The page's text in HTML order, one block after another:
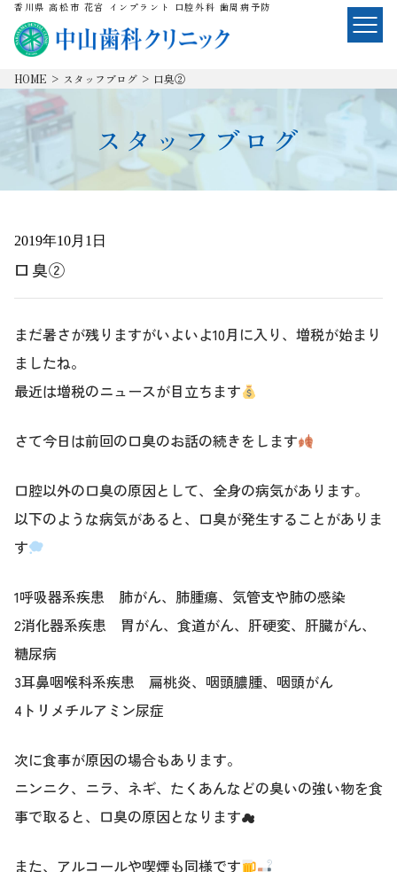
香川県 高松市 花宮 インプラント 口腔外科 歯周病予防
HOME > スタッフブログ > 口臭②
スタッフブログ
2019年10月1日
口臭②
まだ暑さが残りますがいよいよ10月に入り、増税が始まり
ましたね。
最近は増税のニュースが目立ちます
さて今日は前回の口臭のお話の続きをします
口腔以外の口臭の原因として、全身の病気があります。
以下のような病気があると、口臭が発生することがありま
す
1呼吸器系疾患 肺がん、肺腫瘍、気管支や肺の感染
2消化器系疾患 胃がん、食道がん、肝硬変、肝臓がん、
糖尿病
3耳鼻咽喉科系疾患 扁桃炎、咽頭膿腫、咽頭がん
4トリメチルアミン尿症
次に食事が原因の場合もあります。
ニンニク、ニラ、ネギ、たくあんなどの臭いの強い物を食
事で取ると、口臭の原因となります☁
また、アルコールや喫煙も同様です